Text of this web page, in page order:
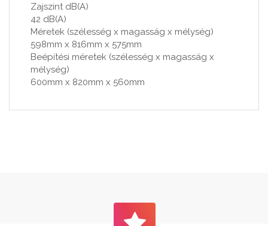
Zajszint dB(A)
42 dB(A)
Méretek (szélesség x magasság x mélység)
598mm x 816mm x 575mm
Beépítési méretek (szélesség x magasság x
mélység)
600mm x 820mm x 560mm